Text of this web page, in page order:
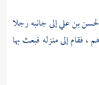
بن عليإلى جانبه رجلا
فقام إلى منزله فبعث بها